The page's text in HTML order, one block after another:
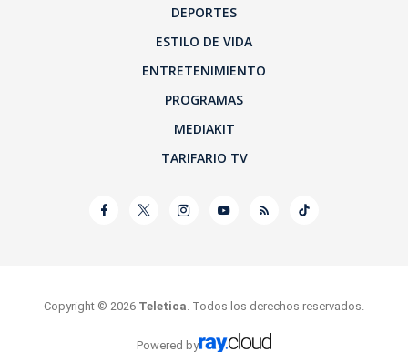
DEPORTES
ESTILO DE VIDA
ENTRETENIMIENTO
PROGRAMAS
MEDIAKIT
TARIFARIO TV
Copyright © 2026 Teletica. Todos los derechos reservados.
Powered by